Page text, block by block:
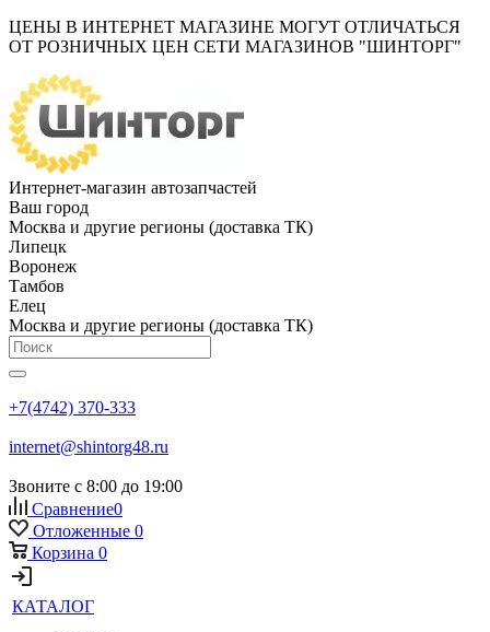
ЦЕНЫ В ИНТЕРНЕТ МАГАЗИНЕ МОГУТ ОТЛИЧАТЬСЯ
ОТ РОЗНИЧНЫХ ЦЕН СЕТИ МАГАЗИНОВ "ШИНТОРГ"
Интернет-магазин автозапчастей
Ваш город
Москва и другие регионы (доставка ТК)
Липецк
Воронеж
Тамбов
Елец
Москва и другие регионы (доставка ТК)
+7(4742) 370-333
internet@shintorg48.ru
Звоните с 8:00 до 19:00
Сравнение0
Отложенные 0
Корзина 0
КАТАЛОГ